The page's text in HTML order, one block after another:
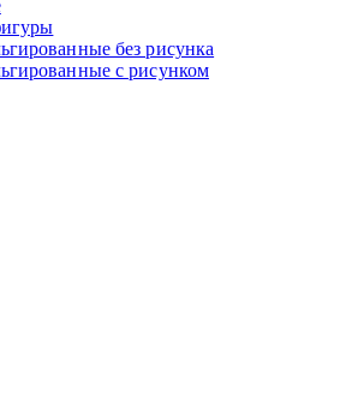
без рисунка
с рисунком